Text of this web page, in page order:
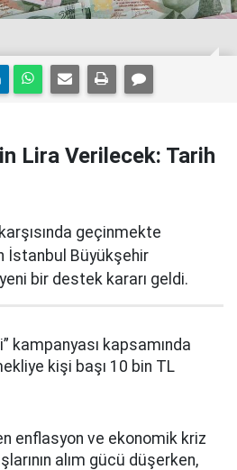
Lira Verilecek: Tarih
geçinmekte
İstanbul Büyükşehir
bir destek kararı geldi.
kampanyası kapsamında
kişi başı 10 bin TL
enflasyon ve ekonomik kriz
alım gücü düşerken,